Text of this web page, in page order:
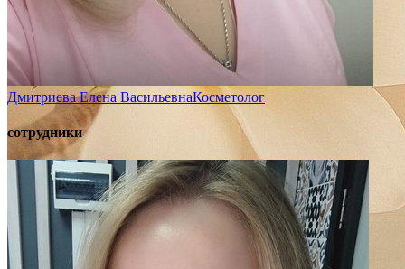
Дмитриева Елена ВасильевнаКосметолог
сотрудники